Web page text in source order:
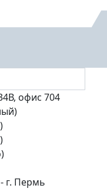
офис 704
г. Пермь